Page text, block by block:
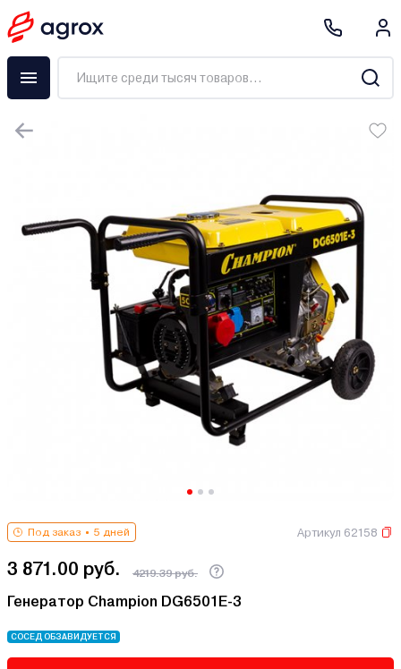
Под заказ 5 дней Артикул 62158
3 871.00 руб. 4219.39 руб.
Генератор Champion DG6501E-3
СОСЕД ОБЗАВИДУЕТСЯ